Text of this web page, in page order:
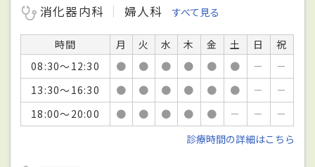
消化器内科
婦人科 すべて見る
時間 月 火 水 木 金 土 日
祝
08:30～12:30
● ● ● ● ● ● －
－
13:30～16:30
● ● ● ● ● ● －
－
18:00～20:00
● ● ● ● ● － －
－
診療時間の詳細はこちら